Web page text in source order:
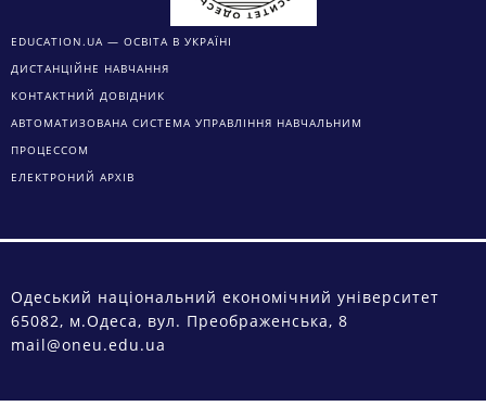
EDUCATION.UA — ОСВІТА В УКРАЇНІ
ДИСТАНЦІЙНЕ НАВЧАННЯ
КОНТАКТНИЙ ДОВІДНИК
АВТОМАТИЗОВАНА СИСТЕМА УПРАВЛІННЯ НАВЧАЛЬНИМ
ПРОЦЕССОМ
ЕЛЕКТРОНИЙ АРХІВ
Одеський національний економічний університет
65082, м.Одеса, вул. Преображенська, 8
mail@oneu.edu.ua